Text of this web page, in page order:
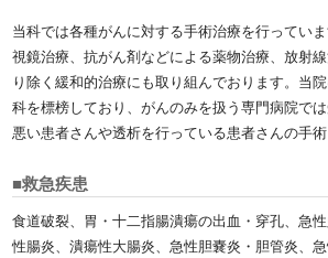
当科では各種がんに対する手術治療を行ってい
視鏡治療、抗がん剤などによる薬物治療、放射
り除く緩和的治療にも取り組んでおります。当
科を標榜しており、がんのみを扱う専門病院で
悪い患者さんや透析を行っている患者さんの手術
■救急疾患
食道破裂、胃・十二指腸潰瘍の出血・穿孔、急
性腸炎、潰瘍性大腸炎、急性胆嚢炎・胆管炎、